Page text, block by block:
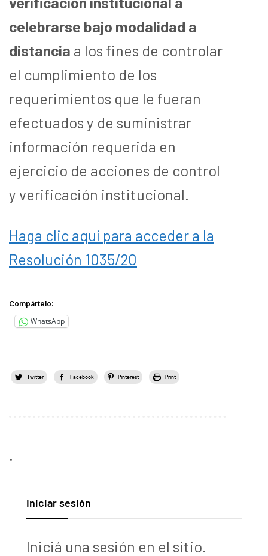
celebrarse bajo modalidad a
distancia a los fines de controlar
el cumplimiento de los
requerimientos que le fueran
efectuados y de suministrar
información requerida en
ejercicio de acciones de control
y verificación institucional.
Haga clic aquí para acceder a la
Resolución 1035/20
Compártelo:
WhatsApp
Twitter Facebook Pinterest Print
.
Iniciar sesión
Iniciá una sesión en el sitio.